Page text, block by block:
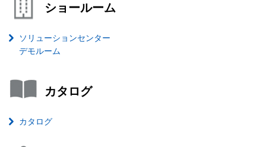
ショールーム
ソリューションセンター
デモルーム
カタログ
カタログ